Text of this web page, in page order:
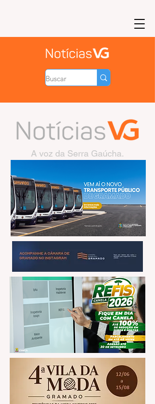
A voz da Serra Gaúcha.